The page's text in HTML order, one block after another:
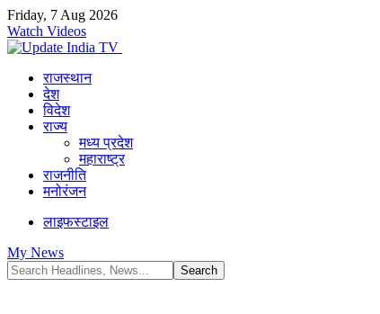
Friday, 7 Aug 2026
Watch Videos
राजस्थान
देश
विदेश
राज्य
मध्य प्रदेश
महाराष्ट्र
राजनीति
मनोरंजन
लाइफस्टाइल
My News